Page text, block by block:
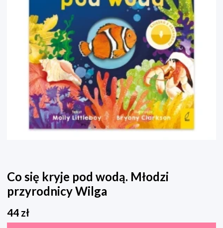
Co się kryje pod wodą. Młodzi
przyrodnicy Wilga
44 zł